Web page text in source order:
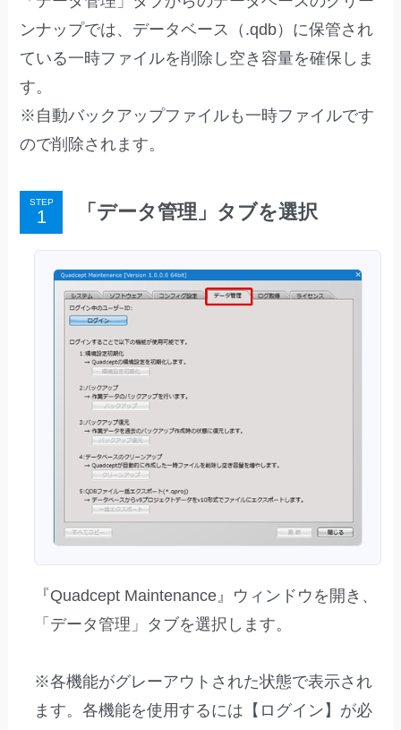
ンナップでは、データベース（.qdb）に保管され
ている一時ファイルを削除し空き容量を確保しま
す。
※自動バックアップファイルも一時ファイルです
ので削除されます。
STEP 「データ管理」タブを選択
『Quadcept Maintenance』ウィンドウを開き、
「データ管理」タブを選択します。
※各機能がグレーアウトされた状態で表示され
ます。各機能を使用するには【ログイン】が必